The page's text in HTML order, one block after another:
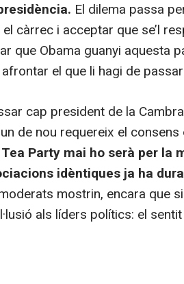
El dilema passa
càrrec i acceptar que se’l
que Obama guanyi aquesta
el que li hagi de
cap president de la
de nou requereix el consens
Party mai ho serà per la
idèntiques ja ha
mostrin, encara que
als líders polítics: el sentit